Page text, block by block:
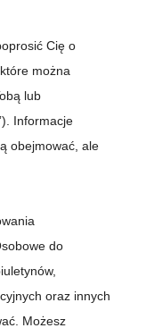
Cię o
można
lub
Informacje
obejmować, ale
do
oraz innych
Możesz